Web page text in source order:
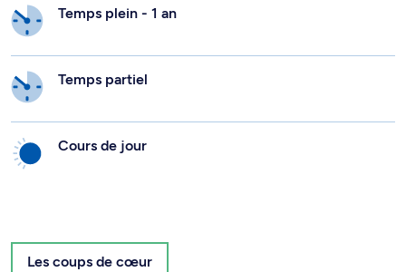
Temps plein - 1 an
Temps partiel
Cours de jour
Les coups de cœur